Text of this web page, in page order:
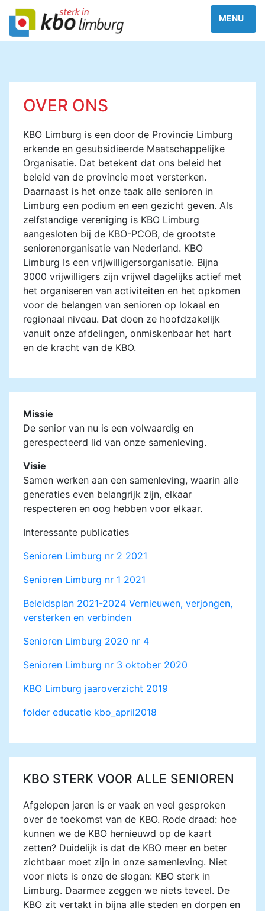
OVER ONS
KBO Limburg is een door de Provincie Limburg
erkende en gesubsidieerde Maatschappelijke
Organisatie. Dat betekent dat ons beleid het
beleid van de provincie moet versterken.
Daarnaast is het onze taak alle senioren in
Limburg een podium en een gezicht geven. Als
zelfstandige vereniging is KBO Limburg
aangesloten bij de KBO-PCOB, de grootste
seniorenorganisatie van Nederland. KBO
Limburg Is een vrijwilligersorganisatie. Bijna
3000 vrijwilligers zijn vrijwel dagelijks actief met
het organiseren van activiteiten en het opkomen
voor de belangen van senioren op lokaal en
regionaal niveau. Dat doen ze hoofdzakelijk
vanuit onze afdelingen, onmiskenbaar het hart
en de kracht van de KBO.
Missie
De senior van nu is een volwaardig en
gerespecteerd lid van onze samenleving.
Visie
Samen werken aan een samenleving, waarin alle
generaties even belangrijk zijn, elkaar
respecteren en oog hebben voor elkaar.
Interessante publicaties
Senioren Limburg nr 2 2021
Senioren Limburg nr 1 2021
Beleidsplan 2021-2024 Vernieuwen, verjongen,
versterken en verbinden
Senioren Limburg 2020 nr 4
Senioren Limburg nr 3 oktober 2020
KBO Limburg jaaroverzicht 2019
folder educatie kbo_april2018
KBO STERK VOOR ALLE SENIOREN
Afgelopen jaren is er vaak en veel gesproken
over de toekomst van de KBO. Rode draad: hoe
kunnen we de KBO hernieuwd op de kaart
zetten? Duidelijk is dat de KBO meer en beter
zichtbaar moet zijn in onze samenleving. Niet
voor niets is onze de slogan: KBO sterk in
Limburg. Daarmee zeggen we niets teveel. De
KBO zit vertakt in bijna alle steden en dorpen en